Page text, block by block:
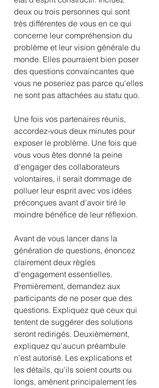
deux ou trois personnes qui sont
très différentes de vous en ce qui
concerne leur compréhension du
problème et leur vision générale du
monde. Elles pourraient bien poser
des questions convaincantes que
vous ne poseriez pas parce qu'elles
ne sont pas attachées au statu quo.
Une fois vos partenaires réunis,
accordez-vous deux minutes pour
exposer le problème. Une fois que
vous vous êtes donné la peine
d'engager des collaborateurs
volontaires, il serait dommage de
polluer leur esprit avec vos idées
préconçues avant d'avoir tiré le
moindre bénéfice de leur réflexion.
Avant de vous lancer dans la
génération de questions, énoncez
clairement deux règles
d'engagement essentielles.
Premièrement, demandez aux
participants de ne poser que des
questions. Expliquez que ceux qui
tentent de suggérer des solutions
seront redirigés. Deuxièmement,
expliquez qu'aucun préambule
n'est autorisé. Les explications et
les détails, qu'ils soient courts ou
longs, amènent principalement les